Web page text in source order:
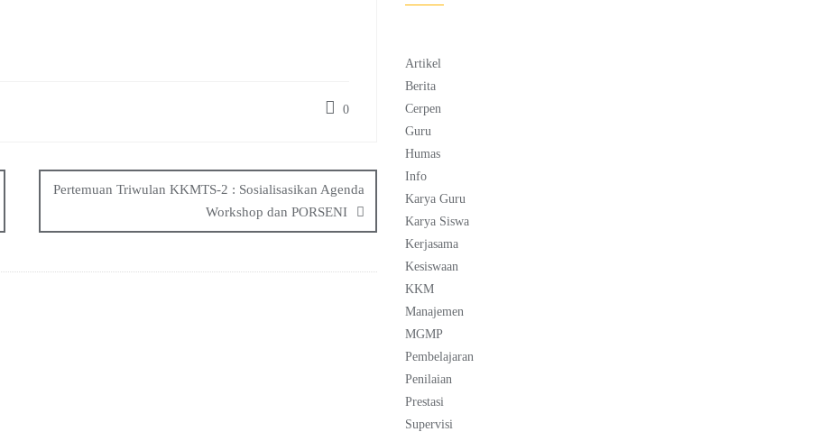
0
Pertemuan Triwulan KKMTS-2 : Sosialisasikan Agenda
Workshop dan PORSENI
Artikel
Berita
Cerpen
Guru
Humas
Info
Karya Guru
Karya Siswa
Kerjasama
Kesiswaan
KKM
Manajemen
MGMP
Pembelajaran
Penilaian
Prestasi
Supervisi